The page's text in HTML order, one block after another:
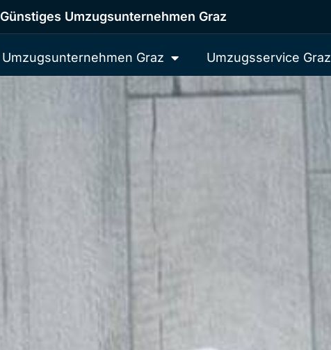
Günstiges Umzugsunternehmen Graz
Umzugsunternehmen Graz Umzugsservice Graz